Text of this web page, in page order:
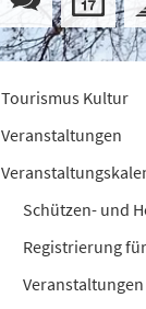
Tourismus Kultur
Veranstaltungen
Schützen- und
Registrierung